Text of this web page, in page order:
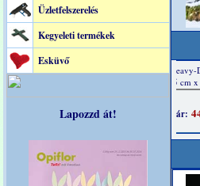
Üzletfelszerelés
Kegyeleti termékek
Esküvő
Lapozzd át!